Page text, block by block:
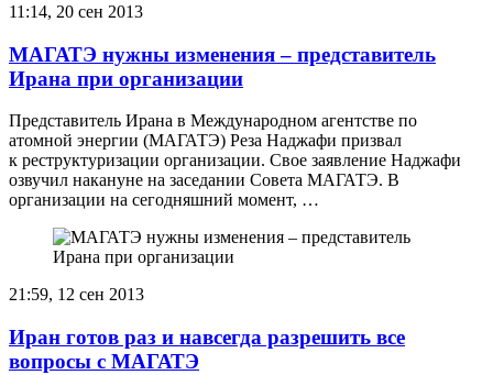
11:14, 20 сен 2013
МАГАТЭ нужны изменения – представитель
Ирана при организации
Представитель Ирана в Международном агентстве по
атомной энергии (МАГАТЭ) Реза Наджафи призвал
к реструктуризации организации. Свое заявление Наджафи
озвучил накануне на заседании Совета МАГАТЭ. В
организации на сегодняшний момент, …
21:59, 12 сен 2013
Иран готов раз и навсегда разрешить все
вопросы с МАГАТЭ